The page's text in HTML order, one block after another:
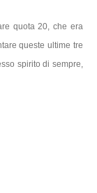
quota 20, che era
queste ultime tre
spirito di sempre,